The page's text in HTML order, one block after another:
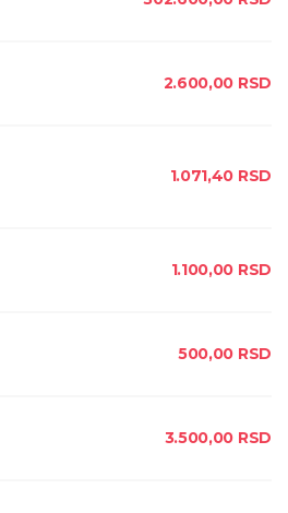
2.600,00 RSD
1.071,40 RSD
1.100,00 RSD
500,00 RSD
3.500,00 RSD